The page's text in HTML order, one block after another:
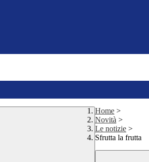
Home >
Novità >
Le notizie >
Sfrutta la frutta